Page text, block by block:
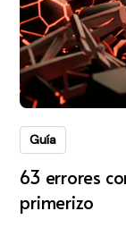
Guía
63 errores
primerizo